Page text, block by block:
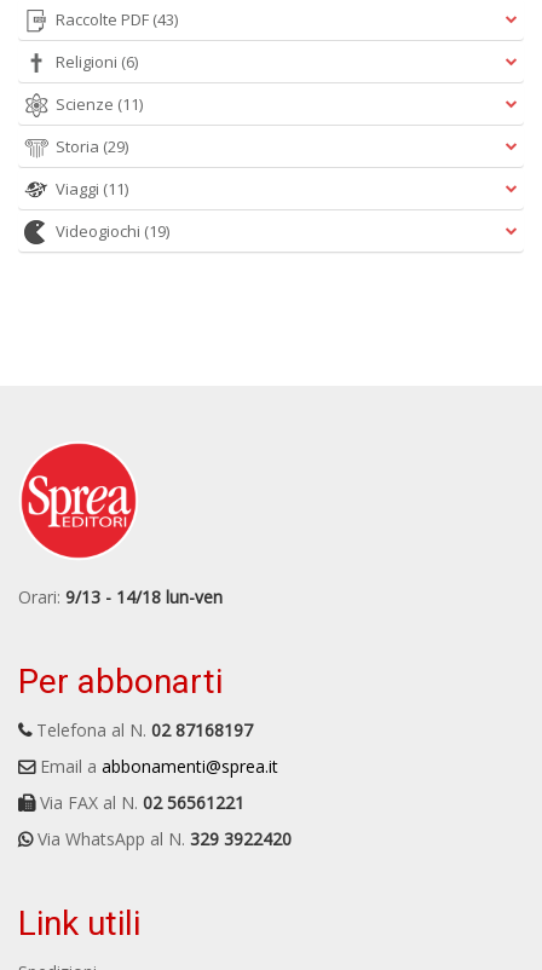
Raccolte PDF (43)
Religioni (6)
Scienze (11)
Storia (29)
Viaggi (11)
Videogiochi (19)
Orari: 9/13 - 14/18 lun-ven
Per abbonarti
Telefona al N. 02 87168197
Email a abbonamenti@sprea.it
Via FAX al N. 02 56561221
Via WhatsApp al N. 329 3922420
Link utili